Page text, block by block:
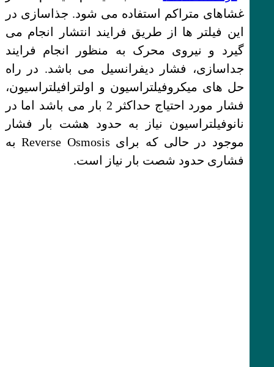
غشاهای متراکم استفاده می شود. جذاسازی در
این فیلتر ها از طریق فرایند انتشار انجام می
گیرد و نیروی محرک به منظور انجام فرایند
جداسازی، فشار دیفرانسیل می باشد. در راه
حل های میکروفیلتراسیون و اولترافیلتراسیون،
فشار مورد احتیاج حداکثر 2 بار می باشد اما در
نانوفیلتراسیون نیاز به حدود هشت بار فشار
موجود در حالی که برای Reverse Osmosis به
فشاری حدود شصت بار نیاز است.